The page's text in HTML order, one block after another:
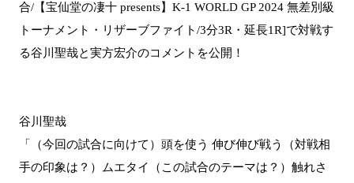
合/【宝仙堂の凄十 presents】K-1 WORLD GP 2024 無差別級
トーナメント・リザーブファイト/3分3R・延長1R]で対戦す
る谷川聖哉と実方宏介のコメントを公開！
谷川聖哉
「（今回の試合に向けて）頭を使う 伸び伸び戦う（対戦相
手の印象は？）ムエタイ（この試合のテーマは？）触れさ